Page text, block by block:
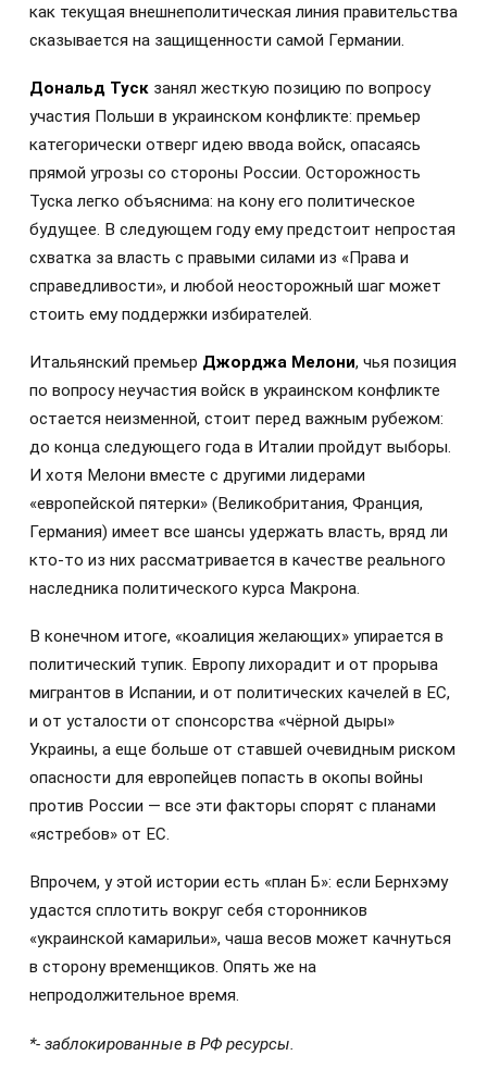
как текущая внешнеполитическая линия правительства
сказывается на защищенности самой Германии.
Дональд Туск занял жесткую позицию по вопросу
участия Польши в украинском конфликте: премьер
категорически отверг идею ввода войск, опасаясь
прямой угрозы со стороны России. Осторожность
Туска легко объяснима: на кону его политическое
будущее. В следующем году ему предстоит непростая
схватка за власть с правыми силами из «Права и
справедливости», и любой неосторожный шаг может
стоить ему поддержки избирателей.
Итальянский премьер Джорджа Мелони, чья позиция
по вопросу неучастия войск в украинском конфликте
остается неизменной, стоит перед важным рубежом:
до конца следующего года в Италии пройдут выборы.
И хотя Мелони вместе с другими лидерами
«европейской пятерки» (Великобритания, Франция,
Германия) имеет все шансы удержать власть, вряд ли
кто-то из них рассматривается в качестве реального
наследника политического курса Макрона.
В конечном итоге, «коалиция желающих» упирается в
политический тупик. Европу лихорадит и от прорыва
мигрантов в Испании, и от политических качелей в ЕС,
и от усталости от спонсорства «чёрной дыры»
Украины, а еще больше от ставшей очевидным риском
опасности для европейцев попасть в окопы войны
против России — все эти факторы спорят с планами
«ястребов» от ЕС.
Впрочем, у этой истории есть «план Б»: если Бернхэму
удастся сплотить вокруг себя сторонников
«украинской камарильи», чаша весов может качнуться
в сторону временщиков. Опять же на
непродолжительное время.
*- заблокированные в РФ ресурсы.